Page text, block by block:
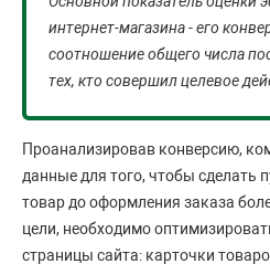
интернет-магазина - его
соотношение общего числа
тех, кто совершил целевое
Проанализировав конверсию,
данные для того, чтобы сделать
товар до оформления заказа
цели, необходимо
страницы сайта: карточки